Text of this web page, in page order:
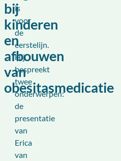
bij
kinderen
en
afbouwen
van
obesitasmedicatie
is
voor
de
eerstelijn.
Hij
bespreekt
twee
onderwerpen:
de
presentatie
van
Erica
van